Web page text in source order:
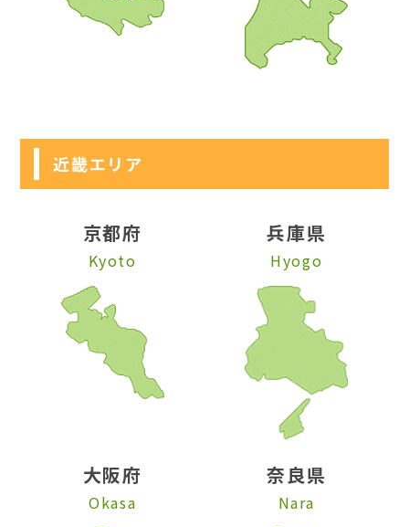
近畿エリア
京都府
Kyoto
兵庫県
Hyogo
大阪府
Okasa
奈良県
Nara